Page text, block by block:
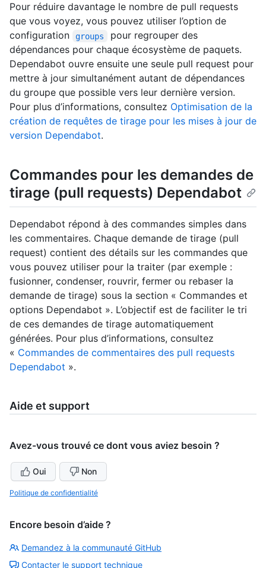
Pour réduire davantage le nombre de pull requests
que vous voyez, vous pouvez utiliser l’option de
configuration
groups
pour regrouper des
dépendances pour chaque écosystème de paquets.
Dependabot ouvre ensuite une seule pull request pour
mettre à jour simultanément autant de dépendances
du groupe que possible vers leur dernière version.
Pour plus d’informations, consultez Optimisation de la
création de requêtes de tirage pour les mises à jour de
version Dependabot.
Commandes pour les demandes de
tirage (pull requests) Dependabot
Dependabot répond à des commandes simples dans
les commentaires. Chaque demande de tirage (pull
request) contient des détails sur les commandes que
vous pouvez utiliser pour la traiter (par exemple :
fusionner, condenser, rouvrir, fermer ou rebaser la
demande de tirage) sous la section « Commandes et
options Dependabot ». L’objectif est de faciliter le tri
de ces demandes de tirage automatiquement
générées. Pour plus d’informations, consultez
« Commandes de commentaires des pull requests
Dependabot ».
Aide et support
Avez-vous trouvé ce dont vous aviez besoin ?
Oui Non
Politique de confidentialité
Encore besoin d’aide ?
Demandez à la communauté GitHub
Contacter le support technique